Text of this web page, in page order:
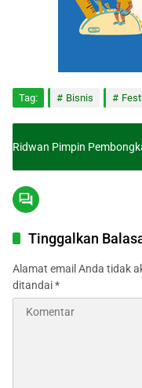
Tag: Bisnis
Ridwan Pimpin
Tinggalkan
Alamat email Anda tidak
ditandai*